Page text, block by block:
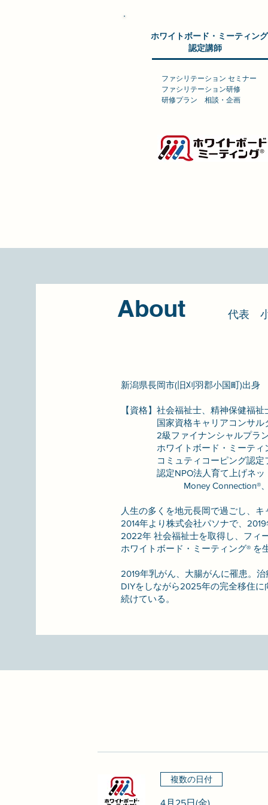
​認定講師
ホワイトボード・ミーティン
ファシリテーション セミナー
ファシリテーション研修
​研修プラン 相談・企画
About 代表
新潟県長岡市(旧刈羽郡小国町)出
【資格】社会福祉士、精神保健福祉
国家資格キャリアコンサル
2級ファイナンシャルプラン
ホワイトボード・ミ ーティ
コミュティコーピング認定フ
認定NPO法人育て上げネ
Money Connection®、Life
人生の多くを地元長岡で過ごし、
2014年より株式会社パソナで、
2022年 社会福祉士を取得し、フィ
ホワイトボード・ミーティング® を
2019年乳がん、大腸がんに罹患。 治
DIYをしながら2025年の完全移住
続けている。
複数の日付
4月25日(金)